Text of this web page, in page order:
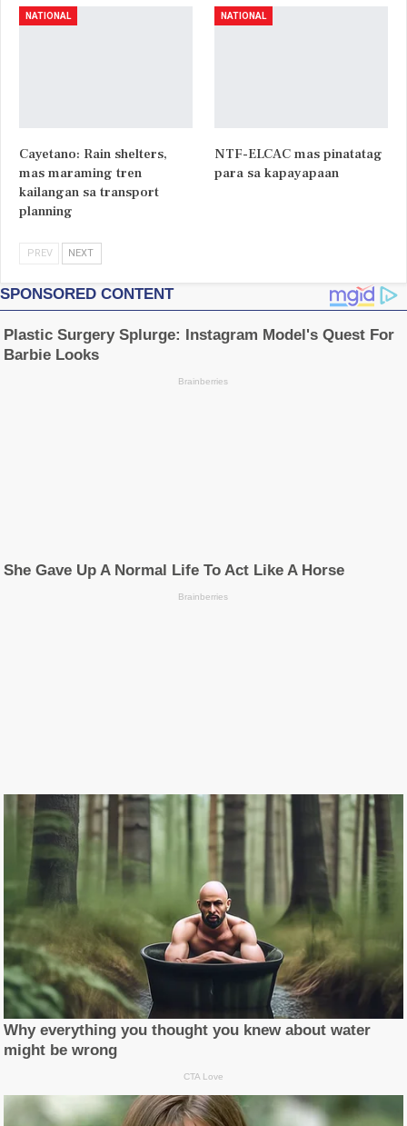
NATIONAL
Cayetano: Rain shelters,
mas maraming tren
kailangan sa transport
planning
NATIONAL
NTF-ELCAC mas pinatatag
para sa kapayapaan
PREV NEXT